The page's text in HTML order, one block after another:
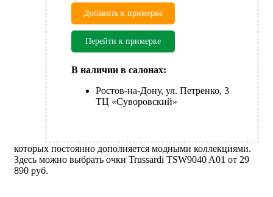
Добавить к примерке
Перейти к примерке
В наличии в салонах:
Ростов-на-Дону, ул. Петренко, 3
ТЦ «Суворовский»
которых постоянно дополняется модными коллекциями.
Здесь можно выбрать очки Trussardi TSW9040 A01 от 29
890 руб.